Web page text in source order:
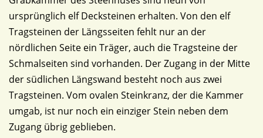
ursprünglich elf Decksteinen erhalten. Von den elf
Tragsteinen der Längsseiten fehlt nur an der
nördlichen Seite ein Träger, auch die Tragsteine der
Schmalseiten sind vorhanden. Der Zugang in der Mitte
der südlichen Längswand besteht noch aus zwei
Tragsteinen. Vom ovalen Steinkranz, der die Kammer
umgab, ist nur noch ein einziger Stein neben dem
Zugang übrig geblieben.